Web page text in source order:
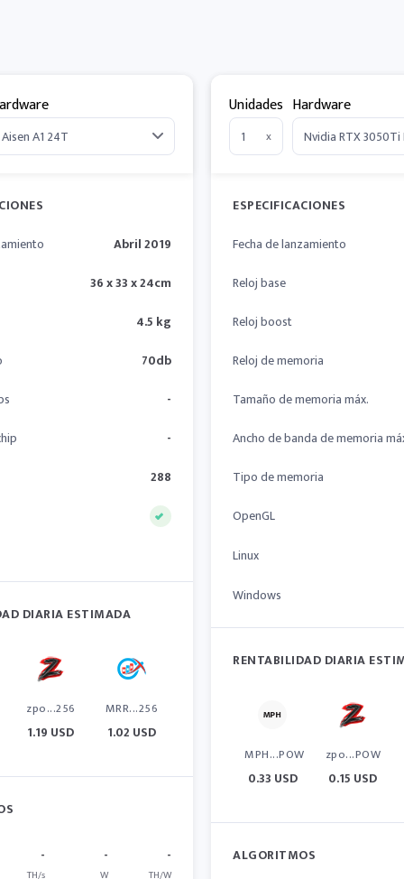
Abril 2019
36 x 33 x 24cm
4.5 kg
70db
-
-
288
DIARIA ESTIMADA
zpo...256
1.19 USD
MRR...256
1.02 USD
-
TH/s
-
W
-
TH/W
Unidades
x
Hardware
ESPECIFICACIONES
Fecha de lanzamiento
Reloj base
Reloj boost
Reloj de memoria
Tamaño de memoria máx.
Ancho de banda de memoria
Tipo de memoria
OpenGL
Linux
Windows
RENTABILIDAD DIARIA
MPH...POW
0.33 USD
zpo...POW
0.15 USD
ALGORITMOS